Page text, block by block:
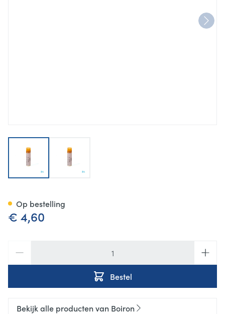
€ 4,60
Bestel
Op bestelling
Bekijk alle producten van Boiron